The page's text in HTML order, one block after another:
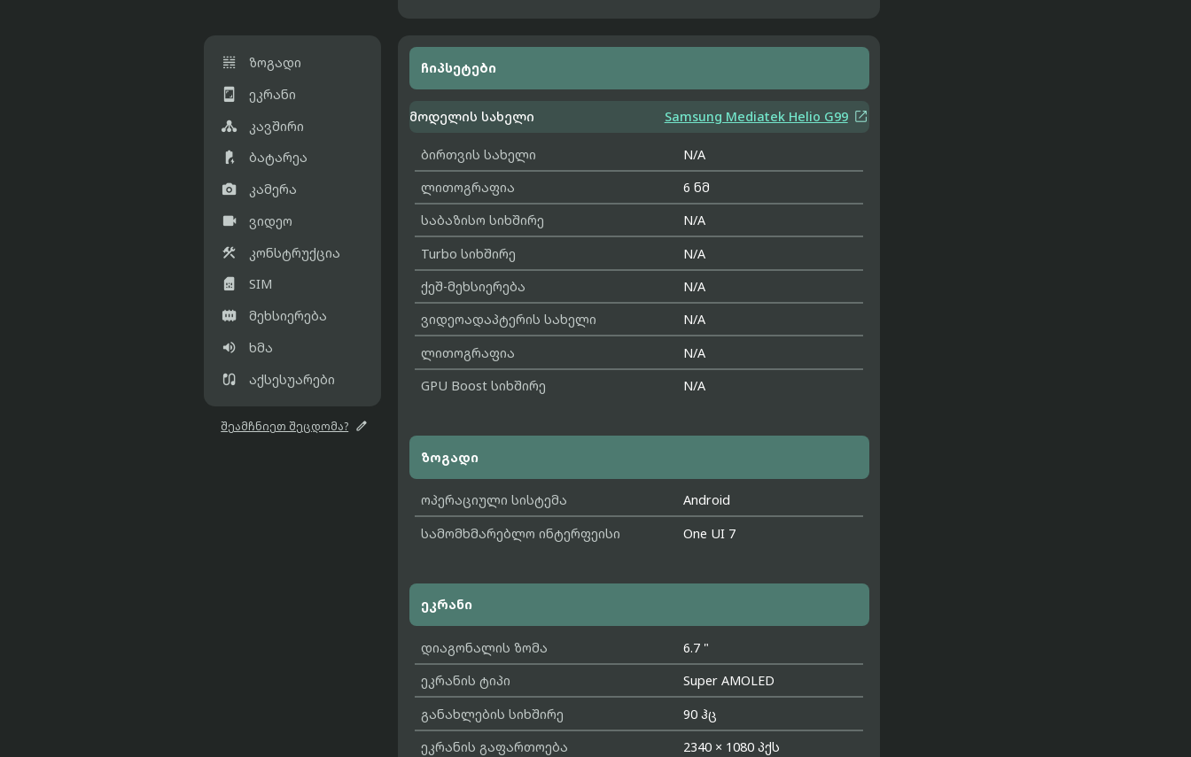
 ზოგადი
 ეკრანი
 კავშირი
 ბატარეა
 კამერა
 ვიდეო
 კონსტრუქცია
 SIM
 მეხსიერება
 ხმა
 აქსესუარები
შეამჩნიეთ შეცდომა? 
ჩიპსეტები
მოდელის სახელი Samsung Mediatek Helio G99 
ბირთვის სახელი
N/A
ლითოგრაფია
6 ნმ
საბაზისო სიხშირე
N/A
Turbo სიხშირე
N/A
ქეშ-მეხსიერება
N/A
ვიდეოადაპტერის სახელი
N/A
ლითოგრაფია
N/A
GPU Boost სიხშირე
N/A
ზოგადი
ოპერაციული სისტემა
Android
სამომხმარებლო ინტერფეისი
One UI 7
ეკრანი
დიაგონალის ზომა
6.7 "
ეკრანის ტიპი
Super AMOLED
განახლების სიხშირე
90 ჰც
ეკრანის გაფართოება
2340 × 1080 პქს